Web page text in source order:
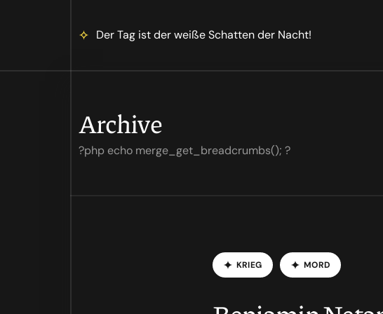
Der Tag ist der weiße Schatten der Nacht!
Archive
?php echo merge_get_breadcrumbs(); ?
KRIEG MORD